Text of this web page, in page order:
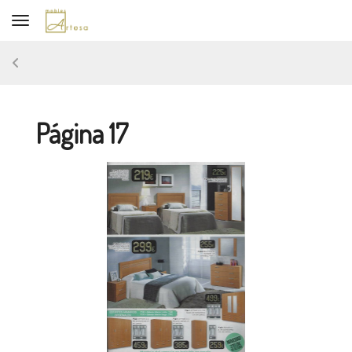
Toggle navigation
Página 17